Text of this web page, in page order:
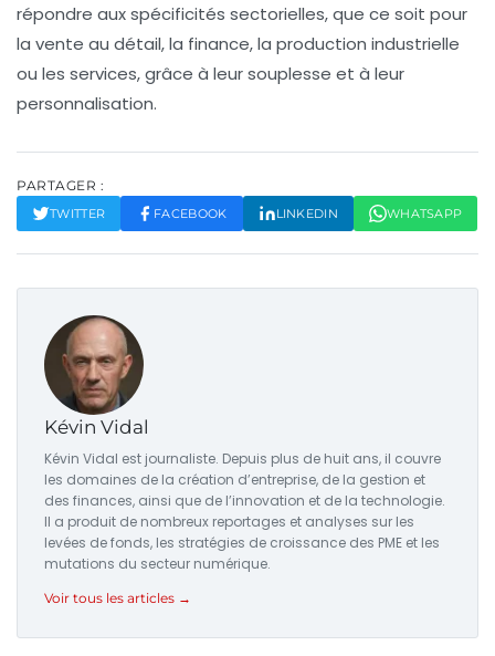
répondre aux spécificités sectorielles, que ce soit pour
la vente au détail, la finance, la production industrielle
ou les services, grâce à leur souplesse et à leur
personnalisation.
PARTAGER :
TWITTER FACEBOOK LINKEDIN WHATSAPP
Kévin Vidal
Kévin Vidal est journaliste. Depuis plus de huit ans, il couvre
les domaines de la création d’entreprise, de la gestion et
des finances, ainsi que de l’innovation et de la technologie.
Il a produit de nombreux reportages et analyses sur les
levées de fonds, les stratégies de croissance des PME et les
mutations du secteur numérique.
Voir tous les articles →